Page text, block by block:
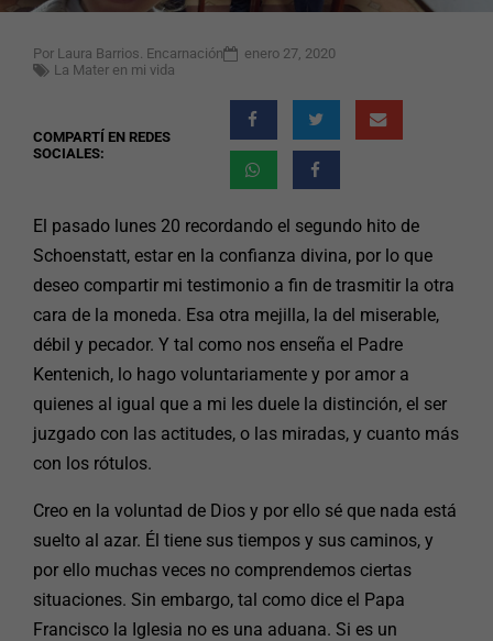
Por Laura Barrios. Encarnación
enero 27, 2020
La Mater en mi vida
El pasado lunes 20 recordando el segundo hito de
Schoenstatt, estar en la confianza divina, por lo que
deseo compartir mi testimonio a fin de trasmitir la otra
cara de la moneda. Esa otra mejilla, la del miserable,
débil y pecador. Y tal como nos enseña el Padre
Kentenich, lo hago voluntariamente y por amor a
quienes al igual que a mi les duele la distinción, el ser
juzgado con las actitudes, o las miradas, y cuanto más
con los rótulos.
Creo en la voluntad de Dios y por ello sé que nada está
suelto al azar. Él tiene sus tiempos y sus caminos, y
por ello muchas veces no comprendemos ciertas
situaciones. Sin embargo, tal como dice el Papa
Francisco la Iglesia no es una aduana. Si es un